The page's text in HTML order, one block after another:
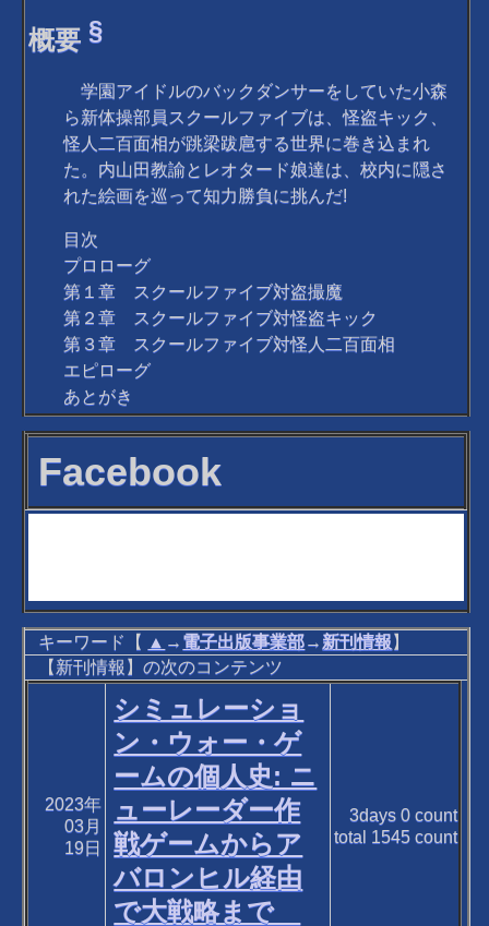
概要§
学園アイドルのバックダンサーをしていた小森
ら新体操部員スクールファイブは、怪盗キック、
怪人二百面相が跳梁跋扈する世界に巻き込まれ
た。内山田教諭とレオタード娘達は、校内に隠さ
れた絵画を巡って知力勝負に挑んだ!
目次
プロローグ
第１章 スクールファイブ対盗撮魔
第２章 スクールファイブ対怪盗キック
第３章 スクールファイブ対怪人二百面相
エピローグ
あとがき
Facebook
キーワード【 ▲ → 電子出版事業部→ 新刊情報】
【新刊情報】の次のコンテンツ
2023年
03月
19日
シミュレーショ
ン・ウォー・ゲ
ームの個人史: ニ
ューレーダー作
戦ゲームからア
バロンヒル経由
で大戦略まで
3days 0count
total 1545count